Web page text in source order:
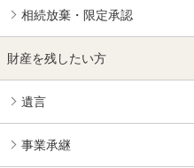
相続放棄・限定承認
財産を残したい方
遺言
事業承継